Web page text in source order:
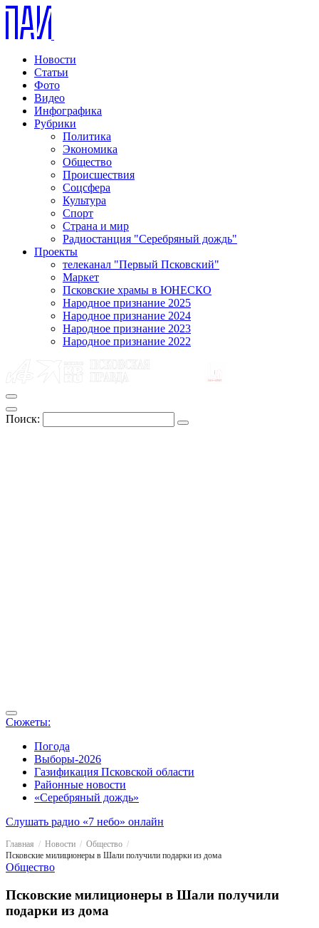
Новости
Статьи
Фото
Видео
Инфографика
Рубрики
Политика
Экономика
Общество
Происшествия
Соцсфера
Культура
Спорт
Страна и мир
Радиостанция "Серебряный дождь"
Проекты
телеканал "Первый Псковский"
Маркет
Псковские храмы в ЮНЕСКО
Народное признание 2025
Народное признание 2024
Народное признание 2023
Народное признание 2022
Поиск:
Сюжеты:
Погода
Выборы-2026
Газификация Псковской области
Районные новости
«Серебряный дождь»
Слушать радио «7 небо» онлайн
Главная Новости
Общество
Псковские милиционеры в Шали получили подарки из дома
Общество
Псковские милиционеры в Шали получили
подарки из дома